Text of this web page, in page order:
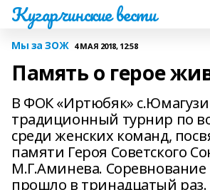
Кугарчинские вести
Мы за ЗОЖ 4 МАЯ 2018, 12:58
Память о герое
В ФОК «Иртюбяк»
традиционный турнир по
среди женских команд,
памяти Героя Советского
М.Г.Аминева. Соревнование
прошло в тринадцатый